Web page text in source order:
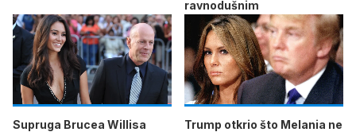
ravnodušnim
Supruga Brucea Willisa
Trump otkrio što Melania ne